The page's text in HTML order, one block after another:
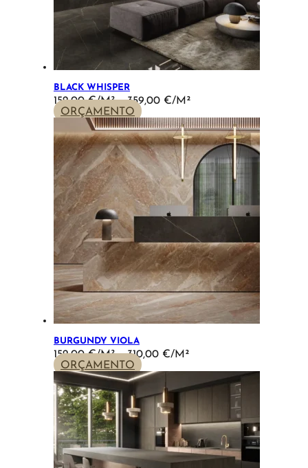
BLACK WHISPER
152,00€ – 359,00 €
PRICE
152,00 €
THROUGH
359,00 €
ORÇAMENTO
BURGUNDY VIOLA
152,00€ – 310,00 €
PRICE
152,00 €
THROUGH
310,00 €
ORÇAMENTO